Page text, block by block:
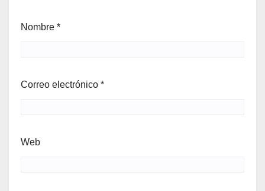
Nombre *
Correo electrónico *
Web